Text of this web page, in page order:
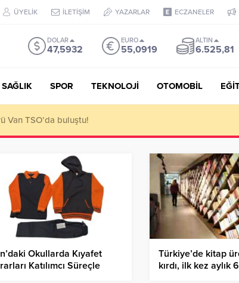
ÜYELİK İLETİŞİM YAZARLAR ECZANELER
DOLAR
47,5932
EURO
55,0919
ALTIN
6.525,81
SAĞLIK SPOR TEKNOLOJİ OTOMOBİL
ediyoruz!
Okullarda Kıyafet
Katılımcı Süreçle
Türkiye’de kitap
kırdı, ilk kez aylık